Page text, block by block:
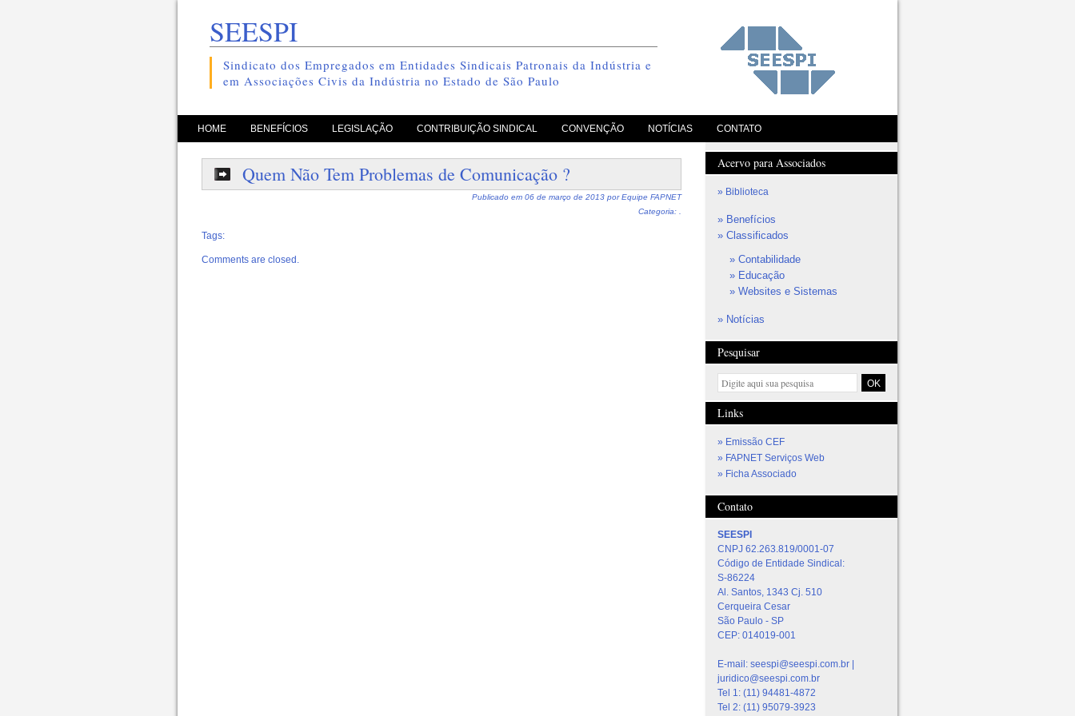
SEESPI
Sindicato dos Empregados em Entidades Sindicais Patronais da Indústria e
em Associações Civis da Indústria no Estado de São Paulo
pule para o conteúdo
HOME BENEFÍCIOS LEGISLAÇÃO CONTRIBUIÇÃO SINDICAL CONVENÇÃO NOTÍCIAS CONTATO
Quem Não Tem Problemas de Comunicação ?
Publicado em 06 de março de 2013 porEquipe FAPNET
Categoria: .
Tags:
Comments are closed.
Acervo para Associados
Biblioteca
Benefícios
Classificados
Contabilidade
Educação
Websites e Sistemas
Notícias
Pesquisar
Links
Emissão CEF
FAPNET Serviços Web
Ficha Associado
Contato
SEESPI
CNPJ 62.263.819/0001-07
Código de Entidade Sindical:
S-86224
Al. Santos, 1343 Cj. 510
Cerqueira Cesar
São Paulo - SP
CEP: 014019-001
E-mail: seespi@seespi.com.br |
juridico@seespi.com.br
Tel 1: (11) 94481-4872
Tel 2: (11) 95079-3923